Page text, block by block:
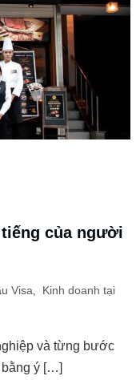
của người
Visa
Kinh doanh tại
và từng bước
ý […]